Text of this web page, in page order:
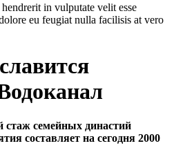
in vulputate velit esse
eu feugiat nulla facilisis at vero
семейных династий
составляет на сегодня 2000